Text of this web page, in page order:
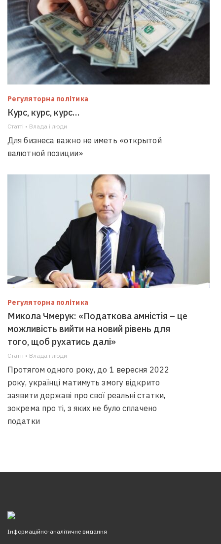
Регуляторна політика
Курс, курс, курс…
Статті • Влада i люди
Для бизнеса важно не иметь «открытой
валютной позиции»
Регуляторна політика
Микола Чмерук: «Податкова амністія – це
можливість вийти на новий рівень для
того, щоб рухатись далі»
Статті • Влада i люди
Протягом одного року, до 1 вересня 2022
року, українці матимуть змогу відкрито
заявити державі про свої реальні статки,
зокрема про ті, з яких не було сплачено
податки
Інформаційно-аналітичне видання